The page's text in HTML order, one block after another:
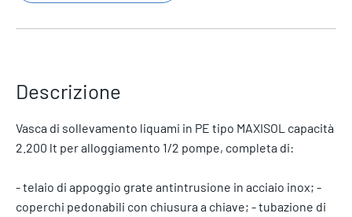
Descrizione
Vasca di sollevamento liquami in PE tipo MAXISOL capacità
2.200 lt per alloggiamento 1/2 pompe, completa di:
- telaio di appoggio grate antintrusione in acciaio inox; -
coperchi pedonabili con chiusura a chiave; - tubazione di